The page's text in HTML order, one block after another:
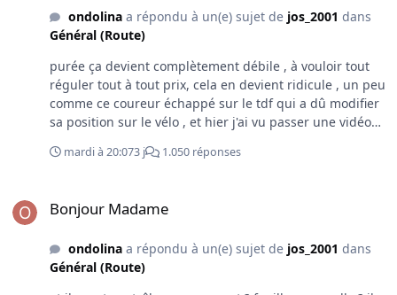
ondolinaa répondu à un(e) sujet de jos_2001 dans
Général (Route)
purée ça devient complètement débile , à vouloir tout
réguler tout à tout prix, cela en devient ridicule , un peu
comme ce coureur échappé sur le tdf qui a dû modifier
sa position sur le vélo , et hier j'ai vu passer une vidéo
me semblait exactement dans la même position que le
mardi à 20:073 j 1.050 réponses
Bonjour Madame
ondolinaa répondu à un(e) sujet de jos_2001 dans
Général (Route)